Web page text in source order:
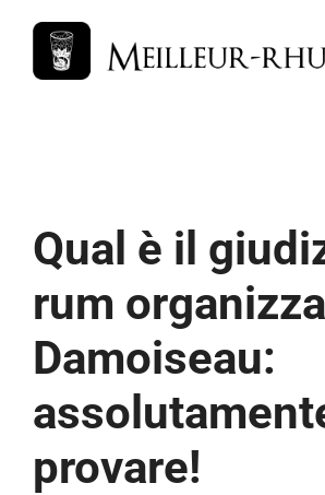
contenuto
Qual è il
rum
Damoiseau:
provare!